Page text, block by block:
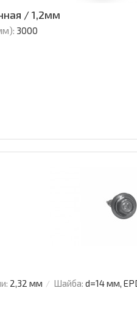
/ 1,2мм
3000
2,32 мм Шайба: d=14 мм,